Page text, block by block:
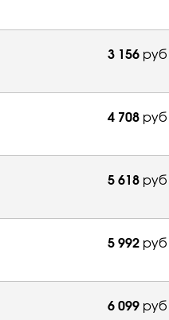
3 156 руб
4 708 руб
5 618 руб
5 992 руб
6 099 руб